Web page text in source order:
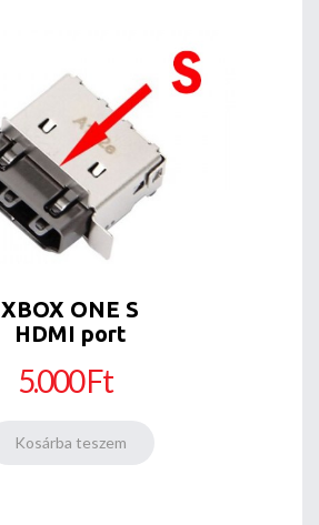
XBOX ONE S
HDMI port
5.000 Ft